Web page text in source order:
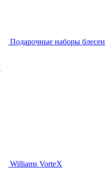
Подарочные наборы блесен
Williams VorteX